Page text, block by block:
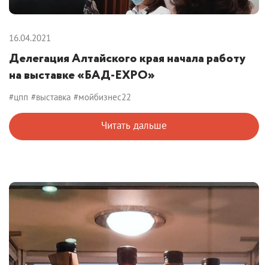
16.04.2021
Делегация Алтайского края начала работу
на выставке «БАД-EXPO»
#цпп #выставка #мойбизнес22
Читать дальше